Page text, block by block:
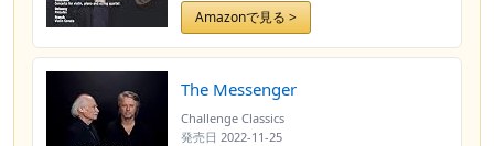
Amazonで見る >
The Messenger
Challenge Classics
発売日 2022-11-25